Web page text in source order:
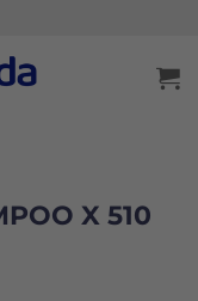
X 510